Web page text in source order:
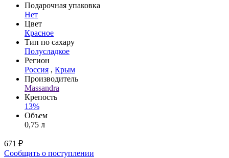
Подарочная упаковка
Нет
Цвет
Красное
Тип по сахару
Полусладкое
Регион
Россия , Крым
Производитель
Massandra
Крепость
13%
Объем
0,75 л
671 ₽
Сообщить о поступлении